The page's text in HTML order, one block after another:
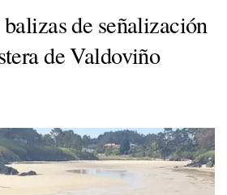
de señalización
de Valdoviño